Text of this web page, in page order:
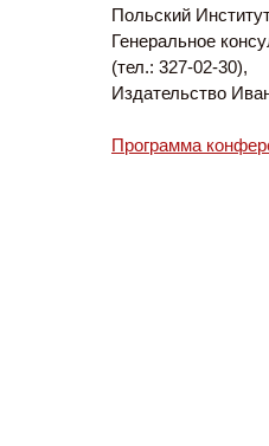
Польский
Генеральное
(тел.: 327-02-30),
Издательство
Программа